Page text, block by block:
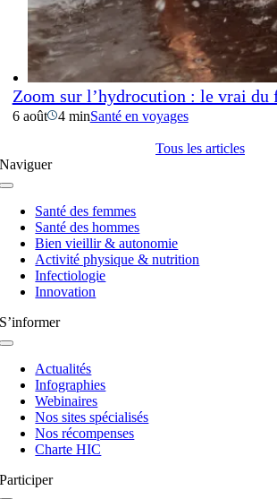
Zoom sur l’hydrocution : le vrai du
6 août 4 minSanté en voyages
Tous les articles
Naviguer
Navigation
basculeSanté des femmes
Santé des hommes
Bien vieillir & autonomie
Activité physique & nutrition
Infectiologie
Innovation
S’informer
Navigation
basculeActualités
Infographies
Webinaires
Nos sites spécialisés
Nos récompenses
Charte HIC
Participer